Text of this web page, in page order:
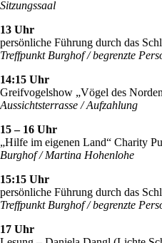
Sitzungssaal
13 Uhr
persönliche Führung durch das
Treffpunkt Burghof / begrenzte
14:15 Uhr
Greifvogelshow „Vögel des
Aussichtsterrasse / Aufzahlung
15 – 16 Uhr
„Hilfe im eigenen Land“ Charity
Burghof / Martina Hohenlohe
15:15 Uhr
persönliche Führung durch das
Treffpunkt Burghof / begrenzte
17 Uhr